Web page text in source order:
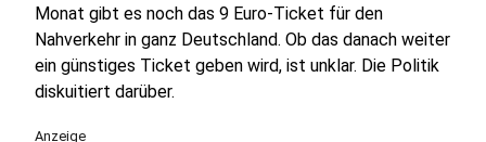
Monat gibt es noch das 9 Euro-Ticket für den
Nahverkehr in ganz Deutschland. Ob das danach weiter
ein günstiges Ticket geben wird, ist unklar. Die Politik
diskuitiert darüber.
Anzeige